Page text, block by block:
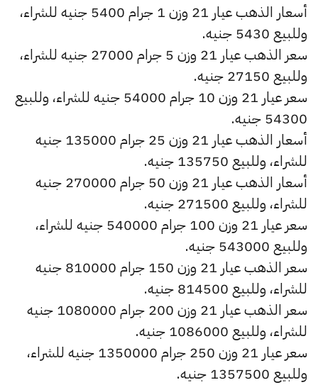
أسعار الذهب عيار 21 وزن 1 جرام 5400 جنيه للشراء،
وللبيع 5430 جنيه.
سعر الذهب عيار 21 وزن 5 جرام 27000 جنيه للشراء،
وللبيع 27150 جنيه.
سعر عيار 21 وزن 10 جرام 54000 جنيه للشراء، وللبيع
54300 جنيه.
أسعار الذهب عيار 21 وزن 25 جرام 135000 جنيه
للشراء، وللبيع 135750 جنيه.
أسعار الذهب عيار 21 وزن 50 جرام 270000 جنيه
للشراء، وللبيع 271500 جنيه.
سعر عيار 21 وزن 100 جرام 540000 جنيه للشراء،
وللبيع 543000 جنيه.
سعر الذهب عيار 21 وزن 150 جرام 810000 جنيه
للشراء، وللبيع 814500 جنيه.
سعر الذهب عيار 21 وزن 200 جرام 1080000 جنيه
للشراء، وللبيع 1086000 جنيه.
سعر عيار 21 وزن 250 جرام 1350000 جنيه للشراء،
وللبيع 1357500 جنيه.